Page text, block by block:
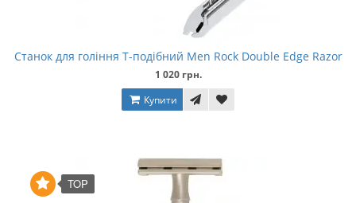
Станок для гоління Т-подібний Men Rock Double Edge Razor
1 020 грн.
Купити
TOP